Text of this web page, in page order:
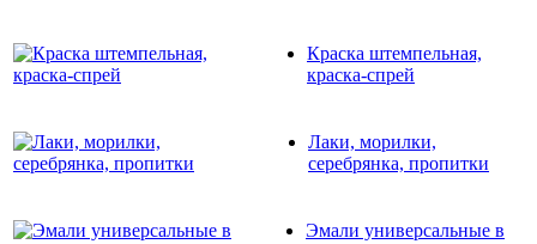
Краска штемпельная,
краска-спрей
Лаки, морилки,
серебрянка, пропитки
Эмали универсальные в